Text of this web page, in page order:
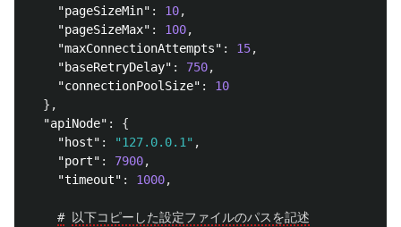
"pageSizeMin" : 10,
"pageSizeMax" : 100,
"maxConnectionAttempts" : 15,
"baseRetryDelay" : 750,
"connectionPoolSize" :
10
},
"apiNode" :
{
"host" : "127.0.0.1" ,
"port" : 7900,
"timeout" : 1000,
#
以下コピーした設定ファイルのパスを記述